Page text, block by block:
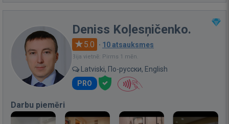
Deniss Koļesņičenko.
5.0 · 10 atsauksmes
Bija vietnē: Pirms 1 mēn.
Latviski, По-русски, English
PRO
Darbu piemēri